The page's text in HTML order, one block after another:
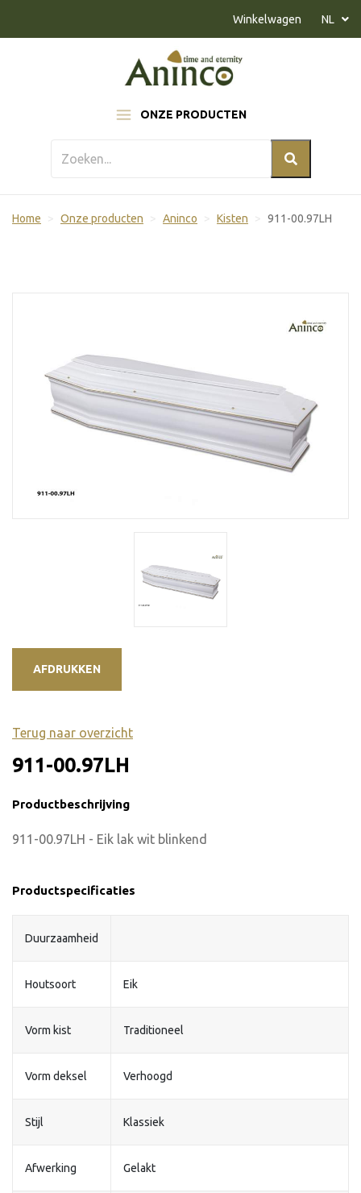
ONZE PRODUCTEN
Winkelwagen NL
Home Onze producten Aninco Kisten 911-00.97LH
AFDRUKKEN
Terug naar overzicht
911-00.97LH
Productbeschrijving
911-00.97LH - Eik lak wit blinkend
Productspecificaties
Duurzaamheid
Houtsoort Eik
Vorm kist Traditioneel
Vorm deksel Verhoogd
Stijl Klassiek
Afwerking Gelakt